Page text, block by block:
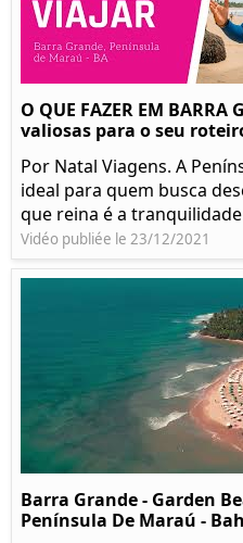
O QUE FAZER EM BARRA
valiosas para o seu
Por Natal Viagens. A
ideal para quem busca
que reina é a
Vidéo publiée le 23/12/2021
Barra Grande - Garden
Península De Maraú -